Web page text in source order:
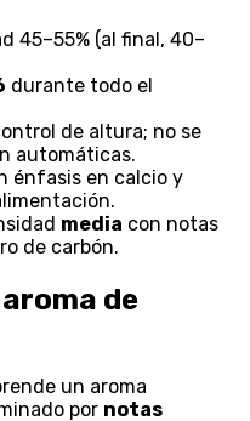
45–55% (al final, 40–
durante todo el
de altura; no se
automáticas.
énfasis en calcio y
media con notas
de carbón.
de
un aroma
por notas